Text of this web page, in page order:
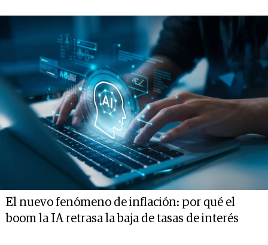
El nuevo fenómeno de inflación: por qué el
boom la IA retrasa la baja de tasas de interés